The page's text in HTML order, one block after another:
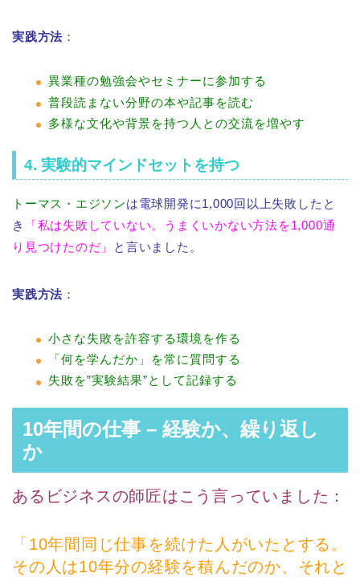
実践方法 ：
異業種の勉強会やセミナーに参加する
普段読まない分野の本や記事を読む
多様な文化や背景を持つ人との交流を増やす
4. 実験的マインドセットを持つ
トーマス・エジソンは電球開発に1,000回以上失敗したと
き
「私は失敗していない。うまくいかない方法を1,000通
り見つけたのだ」
と言いました。
実践方法 ：
小さな失敗を許容する環境を作る
「何を学んだか」を常に質問する
失敗を”実験結果”として記録する
10年間の仕事 – 経験か、繰り返し
か
あるビジネスの師匠はこう言っていました：
「10年間同じ仕事を続けた人がいたとする。
その人は10年分の経験を積んだのか、それと